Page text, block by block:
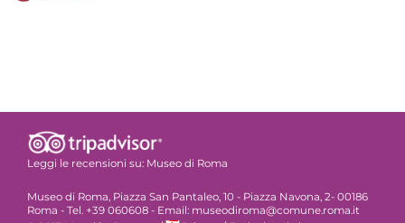
Leggi le recensioni su: Museo di Roma
Museo di Roma, Piazza San Pantaleo, 10 - Piazza Navona, 2- 00186
Roma - Tel. +39 060608 - Email: museodiroma@comune.roma.it